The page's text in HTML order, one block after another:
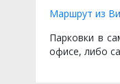
Маршрут из
Парковки в
офисе, либо